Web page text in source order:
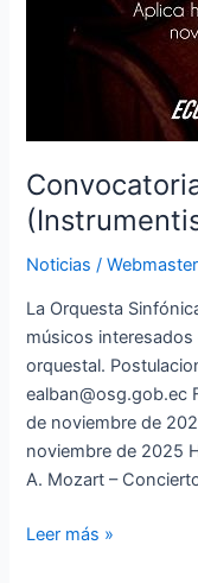
Noticias /
La Orquesta
músicos
orquestal.
ealban@osg.gob.ec
de noviembre de
noviembre de 2025
A. Mozart –
Leer más »